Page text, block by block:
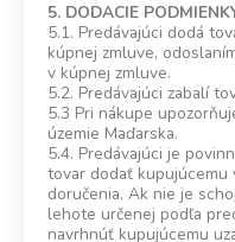
5. DODACIE
5.1. Predávajúci dodá
kúpnej zmluve,
v kúpnej zmluve.
5.2. Predávajúci zabalí
5.3 Pri nákupe
územie Maďarska.
5.4. Predávajúci je
tovar dodať
doručenia. Ak nie je
lehote určenej podľa
navrhnúť kupujúcemu